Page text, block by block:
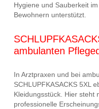
Hygiene und Sauberkeit
Bewohnern unterstützt.
ambulanten
In Arztpraxen und bei
SCHLUPFKASACKS 5XL
Kleidungsstück. Hier steht
professionelle